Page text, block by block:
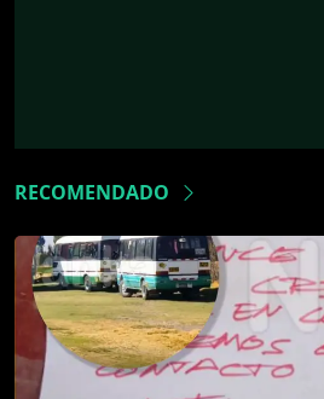
RECOMENDADO